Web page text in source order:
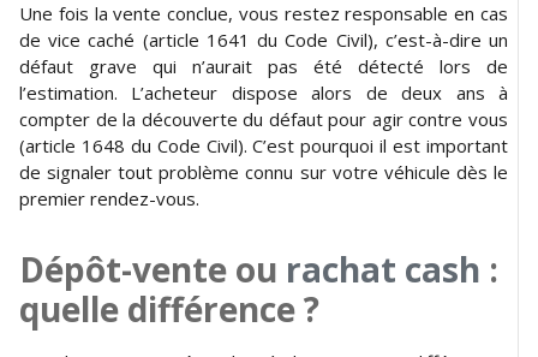
Une fois la vente conclue, vous restez responsable en cas
de vice caché (article 1641 du Code Civil), c’est-à-dire un
défaut grave qui n’aurait pas été détecté lors de
l’estimation. L’acheteur dispose alors de deux ans à
compter de la découverte du défaut pour agir contre vous
(article 1648 du Code Civil). C’est pourquoi il est important
de signaler tout problème connu sur votre véhicule dès le
premier rendez-vous.
Dépôt-vente ou rachat cash :
quelle différence ?